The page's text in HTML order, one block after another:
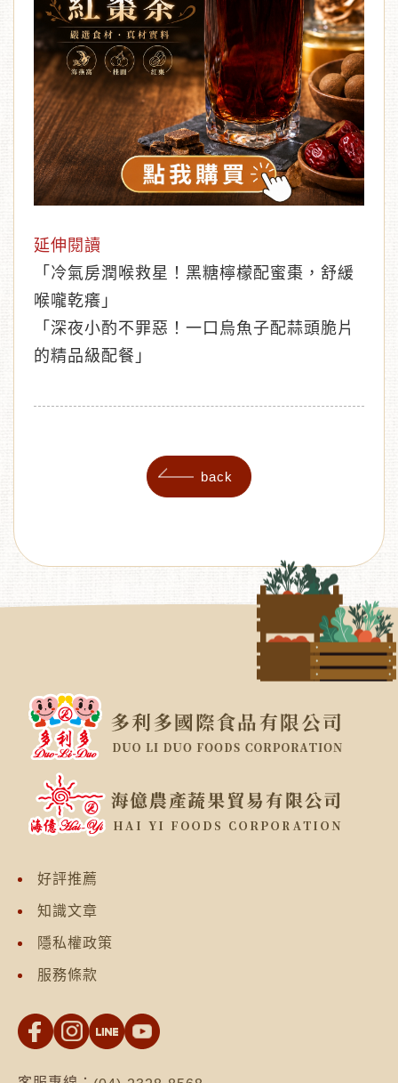
延伸閱讀
「 冷氣房潤喉救星！黑糖檸檬配蜜棗，舒緩
喉嚨乾癢 」
「深夜小酌不罪惡！一口烏魚子配蒜頭脆片
的精品級配餐 」
back
好評推薦
知識文章
隱私權政策
服務條款